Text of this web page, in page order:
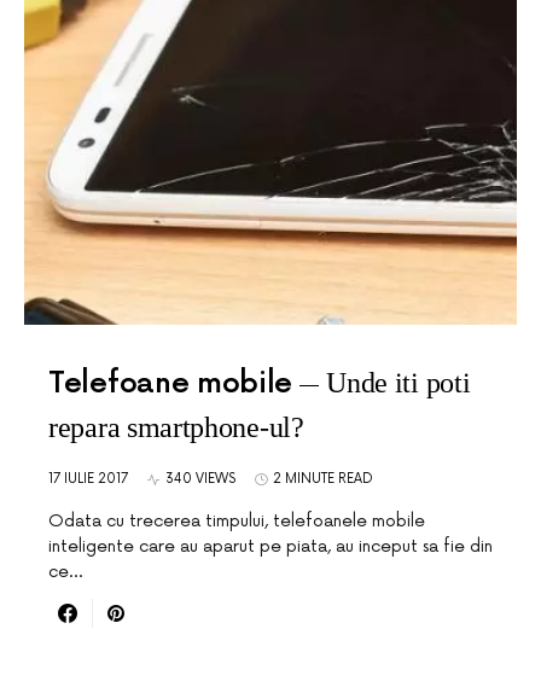
Telefoane mobile
Unde iti poti
repara smartphone-ul?
17 IULIE 2017 340 VIEWS 2 MINUTE READ
Odata cu trecerea timpului, telefoanele mobile
inteligente care au aparut pe piata, au inceput sa fie din
ce…